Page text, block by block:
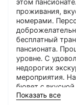
этом
проживания,
номерами.
бесплатный
пансионата.
уровне. С
недорогих
мероприятия.
бювет с
находится в
Показать все